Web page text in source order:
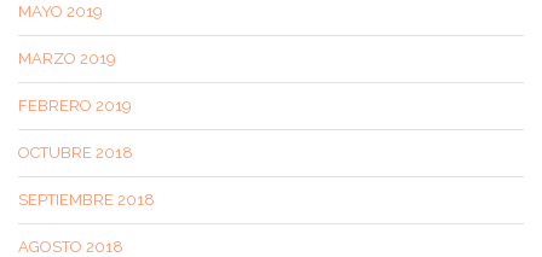
MAYO 2019
MARZO 2019
FEBRERO 2019
OCTUBRE 2018
SEPTIEMBRE 2018
AGOSTO 2018